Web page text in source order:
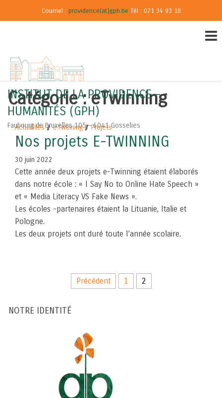
Courriel : providence(at)gph.be Tél : 071 34 93 10
INSTITUT DE LA PROVIDENCE –
HUMANITÉS (GPH)
Faubourg de Bruxelles 105 – 6041 Gosselies
Catégorie :eTwinning
Actualités eTwinning Projets
Nos projets E-TWINNING
30 juin 2022
Cette année deux projets e-Twinning étaient élaborés
dans notre école : « I Say No to Online Hate Speech »
et « Media Literacy VS Fake News ».
Les écoles -partenaires étaient la Lituanie, Italie et
Pologne.
Les deux projets ont duré toute l’année scolaire.
Précédent 1 2
NOTRE IDENTITÉ